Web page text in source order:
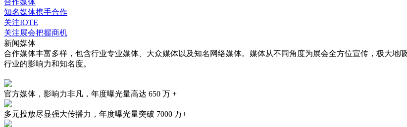
合作媒体
知名媒体携手合作
关注IOTE
关注展会把握商机
新闻媒体
合作媒体丰富多样，包含行业专业媒体、大众媒体以及知名网络媒体。媒体从不同角度为展会全方位宣传，极大地
行业的影响力和知名度。
官方媒体，影响力非凡，年度曝光量高达 650 万 +
多元投放尽显强大传播力，年度曝光量突破 7000 万+